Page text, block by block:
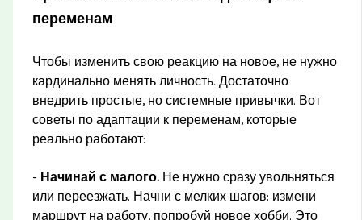
переменам
Чтобы изменить свою реакцию на новое, не нужно
кардинально менять личность. Достаточно
внедрить простые, но системные привычки. Вот
советы по адаптации к переменам, которые
реально работают:
- Начинай с малого. Не нужно сразу увольняться
или переезжать. Начни с мелких шагов: измени
маршрут на работу, попробуй новое хобби. Это